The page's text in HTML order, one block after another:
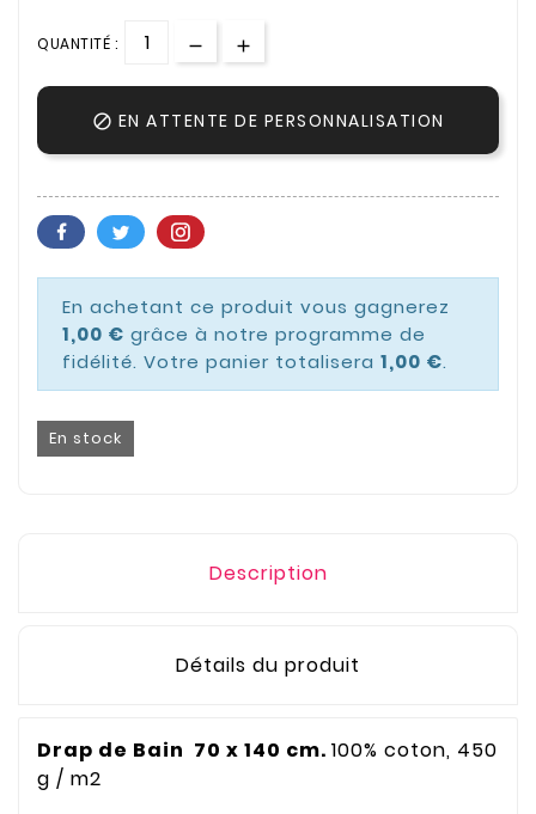
QUANTITÉ :
 EN ATTENTE DE PERSONNALISATION
En achetant ce produit vous gagnerez
1,00 € grâce à notre programme de
fidélité. Votre panier totalisera 1,00 €.
En stock
Description
Détails du produit
Drap de Bain 70 x 140 cm. 100% coton, 450
g / m2